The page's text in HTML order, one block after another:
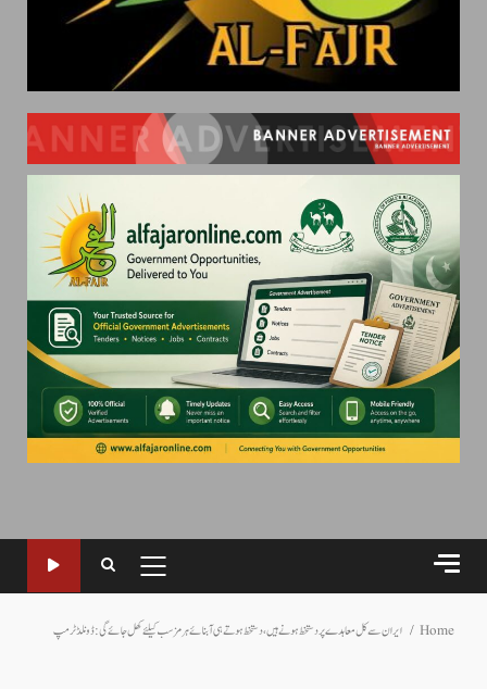
PRIMARY
MENU
Home ایران سےکل معاہدے پر دستخط ہونے ہیں، دستخط ہوتے ہی آبنائے ہرمز سب کیلئےکھل جائےگی: ڈونلڈ ٹرمپ